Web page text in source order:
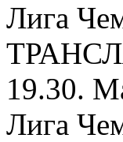
Лига
19.30.
Лига